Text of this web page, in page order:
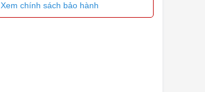
Xem chính sách bảo hành